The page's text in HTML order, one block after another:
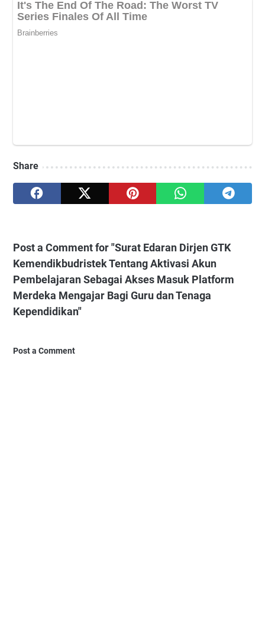
Share
Post a Comment for "Surat Edaran Dirjen GTK
Kemendikbudristek Tentang Aktivasi Akun
Pembelajaran Sebagai Akses Masuk Platform
Merdeka Mengajar Bagi Guru dan Tenaga
Kependidikan"
Post a Comment